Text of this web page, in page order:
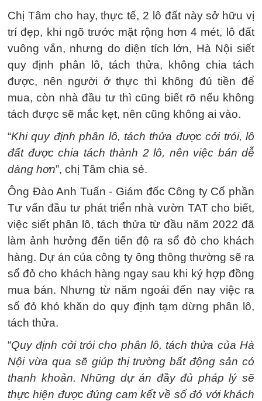
Chị Tâm cho hay, thực tế, 2 lô đất này sở hữu vị
trí đẹp, khi ngõ trước mặt rộng hơn 4 mét, lô đất
vuông vắn, nhưng do diện tích lớn, Hà Nội siết
quy định phân lô, tách thửa, không chia tách
được, nên người ở thực thì không đủ tiền để
mua, còn nhà đầu tư thì cũng biết rõ nếu không
tách được sẽ mắc kẹt, nên cũng không ai vào.
“Khi quy định phân lô, tách thửa được cởi trói, lô
đất được chia tách thành 2 lô, nên việc bán dễ
dàng hơn”, chị Tâm chia sẻ.
Ông Đào Anh Tuấn - Giám đốc Công ty Cổ phần
Tư vấn đầu tư phát triển nhà vườn TAT cho biết,
việc siết phân lô, tách thửa từ đầu năm 2022 đã
làm ảnh hưởng đến tiến độ ra sổ đỏ cho khách
hàng. Dự án của công ty ông thông thường sẽ ra
sổ đỏ cho khách hàng ngay sau khi ký hợp đồng
mua bán. Nhưng từ năm ngoái đến nay việc ra
sổ đỏ khó khăn do quy định tạm dừng phân lô,
tách thửa.
“Quy định cởi trói cho phân lô, tách thửa của Hà
Nội vừa qua sẽ giúp thị trường bất động sản có
thanh khoản. Những dự án đầy đủ pháp lý sẽ
thực hiện được đúng cam kết về sổ đỏ với khách